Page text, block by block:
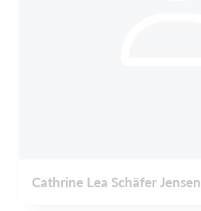
Cathrine Lea Schäfer Jensen